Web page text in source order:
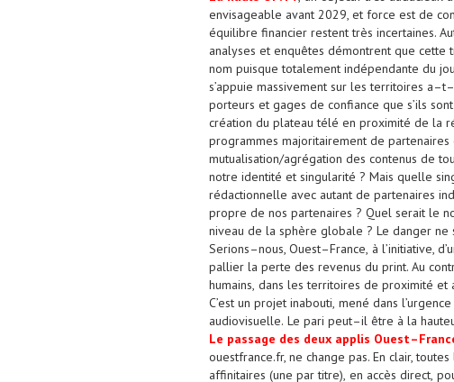
envisageable avant 2029, et force est de
équilibre financier restent très incertaines.
analyses et enquêtes démontrent que cette
nom puisque totalement indépendante du
s’appuie massivement sur les territoires a–t–
porteurs et gages de confiance que s’ils sont
création du plateau télé en proximité de la
programmes majoritairement de partenaires
mutualisation/agrégation des contenus de
notre identité et singularité ? Mais quelle
rédactionnelle avec autant de partenaires
propre de nos partenaires ? Quel serait le
niveau de la sphère globale ? Le danger ne
Serions–nous, Ouest–France, à l’initiative,
pallier la perte des revenus du print. Au
humains, dans les territoires de proximité et
C’est un projet inabouti, mené dans
audiovisuelle. Le pari peut–il être à la
Le passage des deux applis Ouest–
ouestfrance.fr, ne change pas. En clair,
affinitaires (une par titre), en accès direct,